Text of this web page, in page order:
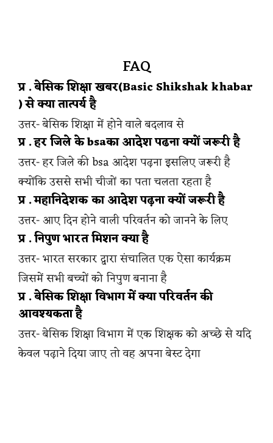
FAQ
प्र . बेसिक शिक्षा खबर(Basic Shikshak khabar
) से क्या तात्पर्य है
उत्तर- बेसिक शिक्षा में होने वाले बदलाव से
प्र . हर जिले के bsaका आदेश पढना क्यों जरूरी है
उत्तर- हर जिले की bsa आदेश पढ़ना इसलिए जरूरी है
क्योंकि उससे सभी चीजों का पता चलता रहता है
प्र . महानिदेशक का आदेश पढ़ना क्यों जरूरी है
उत्तर- आए दिन होने वाली परिवर्तन को जानने के लिए
प्र . निपुण भारत मिशन क्या है
उत्तर- भारत सरकार द्वारा संचालित एक ऐसा कार्यक्रम
जिसमें सभी बच्चों को निपुण बनाना है
प्र . बेसिक शिक्षा विभाग में क्या परिवर्तन की
आवश्यकता है
उत्तर- बेसिक शिक्षा विभाग में एक शिक्षक को अच्छे से यदि
केवल पढ़ाने दिया जाए तो वह अपना बेस्ट देगा